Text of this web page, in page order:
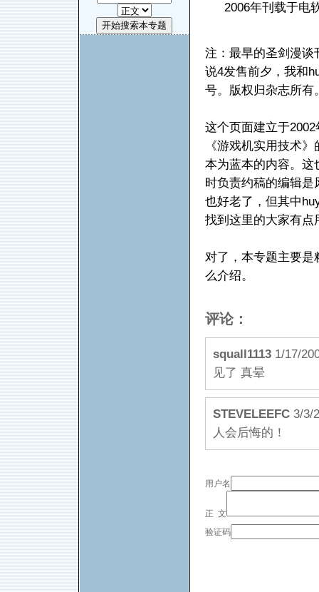
2006年刊载于电
注：最早的圣剑漫谈
说4发售前夕，我和
号。版权归杂志所有
这个页面建立于
《游戏机实用技术
本为蓝本的内容。这
时负责约稿的编辑
也好老了，但其中
找到这里的大家有点
对了，本专题主要是
么介绍。
评论：
squall1113 1/17/
见了 真晕
STEVELEEFC 3/3/
人会后悔的！
用户名
正 文
验证码